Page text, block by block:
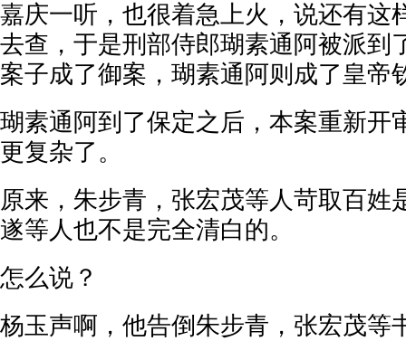
嘉庆一听，也很着急上火，说还有这
去查，于是刑部侍郎瑚素通阿被派到
案子成了御案，瑚素通阿则成了皇帝
瑚素通阿到了保定之后，本案重新开
更复杂了。
原来，朱步青，张宏茂等人苛取百姓
遂等人也不是完全清白的。
怎么说？
杨玉声啊，他告倒朱步青，张宏茂等